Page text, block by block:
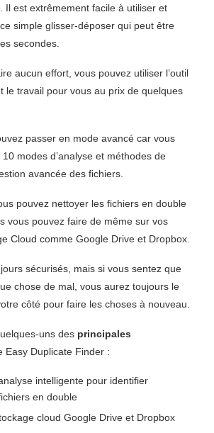
Il est extrêmement facile à utiliser et
simple glisser-déposer qui peut être
secondes.
aucun effort, vous pouvez utiliser l’outil
le travail pour vous au prix de quelques
passer en mode avancé car vous
modes d’analyse et méthodes de
avancée des fichiers.
pouvez nettoyer les fichiers en double
vous pouvez faire de même sur vos
Cloud comme Google Drive et Dropbox.
sécurisés, mais si vous sentez que
chose de mal, vous aurez toujours le
côté pour faire les choses à nouveau.
uns des principales
Easy Duplicate Finder :
intelligente pour identifier
en double
cloud Google Drive et Dropbox